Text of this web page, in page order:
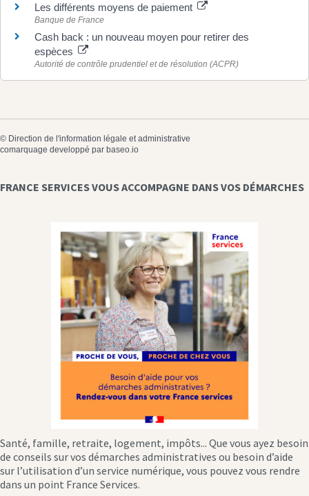
Les différents moyens de paiement
Banque de France
Cash back : un nouveau moyen pour retirer des
espèces
Autorité de contrôle prudentiel et de résolution (ACPR)
© Direction de l'information légale et administrative
comarquage developpé par baseo.io
FRANCE SERVICES VOUS ACCOMPAGNE DANS VOS DÉMARCHES
Santé, famille, retraite, logement, impôts... Que vous ayez besoin
de conseils sur vos démarches administratives ou besoin d’aide
sur l’utilisation d’un service numérique, vous pouvez vous rendre
dans un point France Services.